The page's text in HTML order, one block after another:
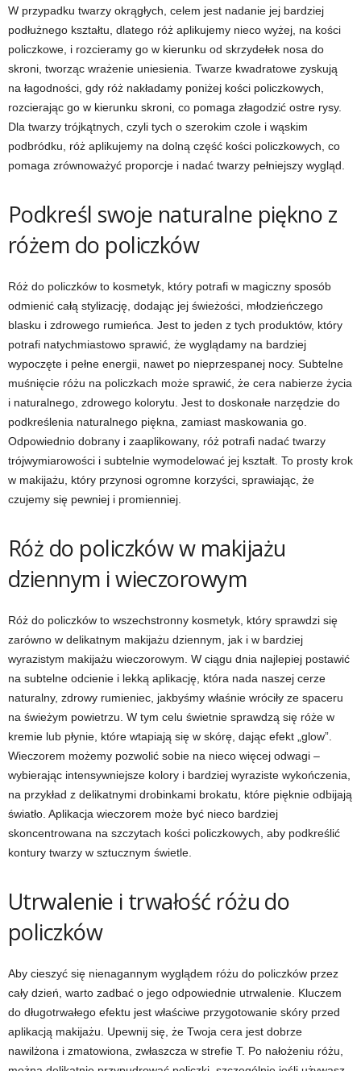
W przypadku twarzy okrągłych, celem jest nadanie jej bardziej
podłużnego kształtu, dlatego róż aplikujemy nieco wyżej, na kości
policzkowe, i rozcieramy go w kierunku od skrzydełek nosa do
skroni, tworząc wrażenie uniesienia. Twarze kwadratowe zyskują
na łagodności, gdy róż nakładamy poniżej kości policzkowych,
rozcierając go w kierunku skroni, co pomaga złagodzić ostre rysy.
Dla twarzy trójkątnych, czyli tych o szerokim czole i wąskim
podbródku, róż aplikujemy na dolną część kości policzkowych, co
pomaga zrównoważyć proporcje i nadać twarzy pełniejszy wygląd.
Podkreśl swoje naturalne piękno z
różem do policzków
Róż do policzków to kosmetyk, który potrafi w magiczny sposób
odmienić całą stylizację, dodając jej świeżości, młodzieńczego
blasku i zdrowego rumieńca. Jest to jeden z tych produktów, który
potrafi natychmiastowo sprawić, że wyglądamy na bardziej
wypoczęte i pełne energii, nawet po nieprzespanej nocy. Subtelne
muśnięcie różu na policzkach może sprawić, że cera nabierze życia
i naturalnego, zdrowego kolorytu. Jest to doskonałe narzędzie do
podkreślenia naturalnego piękna, zamiast maskowania go.
Odpowiednio dobrany i zaaplikowany, róż potrafi nadać twarzy
trójwymiarowości i subtelnie wymodelować jej kształt. To prosty krok
w makijażu, który przynosi ogromne korzyści, sprawiając, że
czujemy się pewniej i promienniej.
Róż do policzków w makijażu
dziennym i wieczorowym
Róż do policzków to wszechstronny kosmetyk, który sprawdzi się
zarówno w delikatnym makijażu dziennym, jak i w bardziej
wyrazistym makijażu wieczorowym. W ciągu dnia najlepiej postawić
na subtelne odcienie i lekką aplikację, która nada naszej cerze
naturalny, zdrowy rumieniec, jakbyśmy właśnie wróciły ze spaceru
na świeżym powietrzu. W tym celu świetnie sprawdzą się róże w
kremie lub płynie, które wtapiają się w skórę, dając efekt „glow”.
Wieczorem możemy pozwolić sobie na nieco więcej odwagi –
wybierając intensywniejsze kolory i bardziej wyraziste wykończenia,
na przykład z delikatnymi drobinkami brokatu, które pięknie odbijają
światło. Aplikacja wieczorem może być nieco bardziej
skoncentrowana na szczytach kości policzkowych, aby podkreślić
kontury twarzy w sztucznym świetle.
Utrwalenie i trwałość różu do
policzków
Aby cieszyć się nienagannym wyglądem różu do policzków przez
cały dzień, warto zadbać o jego odpowiednie utrwalenie. Kluczem
do długotrwałego efektu jest właściwe przygotowanie skóry przed
aplikacją makijażu. Upewnij się, że Twoja cera jest dobrze
nawilżona i zmatowiona, zwłaszcza w strefie T. Po nałożeniu różu,